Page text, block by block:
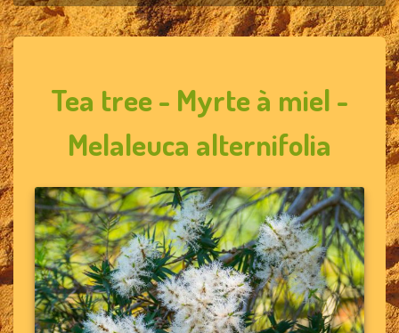
Tea tree - Myrte à miel -
Melaleuca alternifolia